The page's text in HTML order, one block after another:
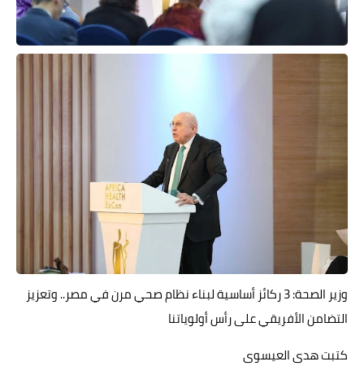
حوادث وقضايا
خدمات
فن المطبخ
مقالات
وزير الصحة: 3 ركائز أساسية لبناء نظام صحي مرن في مصر.. وتعزيز
التضامن الأفريقي على رأس أولوياتنا
كتبت هدى العيسوى